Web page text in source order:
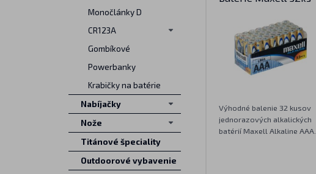
Výhodné balenie 32 kusov
jednorazových alkalických
batérií Maxell Alkaline AAA.
Monočlánky D
CR123A
Gombíkové
Powerbanky
Krabičky na batérie
Nabíjačky
Nože
Titánové špeciality
Outdoorové vybavenie